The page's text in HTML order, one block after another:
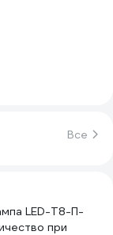
Все
LED-T8-П-
при